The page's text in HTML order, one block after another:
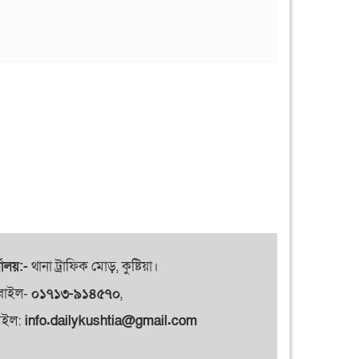
থানা ট্রাফিক মোড়, কুষ্টিয়া।
০১৭১৩-৯১৪৫৭০,
info.dailykushtia@gmail.com